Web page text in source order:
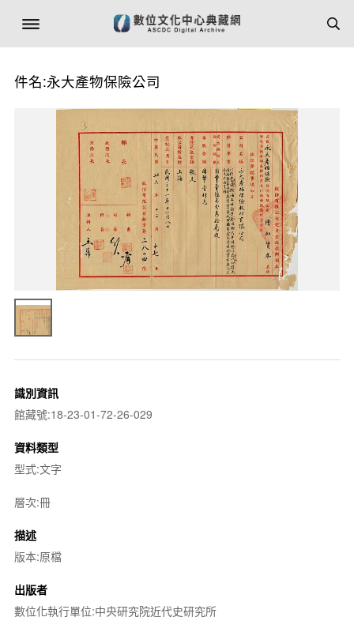
件名:永大產物保險公司
識別資訊
館藏號:18-23-01-72-26-029
資料類型
型式:文字
層次:冊
描述
版本:原檔
出版者
數位化執行單位:中央研究院近代史研究所